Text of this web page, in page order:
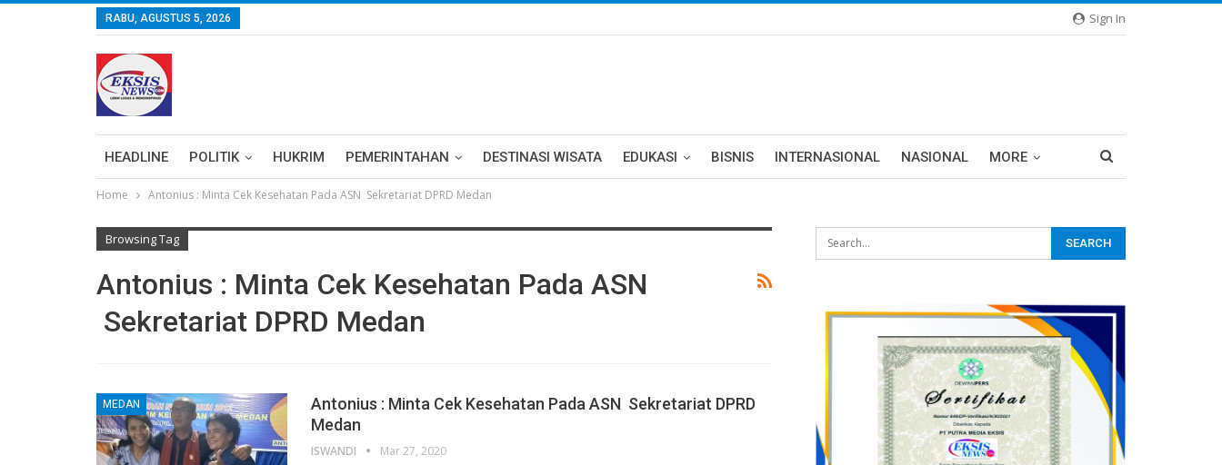
Sign In
RABU, AGUSTUS 5, 2026
HEADLINE POLITIK HUKRIM PEMERINTAHAN DESTINASI WISATA EDUKASI BISNIS INTERNASIONAL NASIONAL MORE
Home Antonius : Minta Cek Kesehatan Pada ASN Sekretariat DPRD Medan
Browsing Tag
Antonius : Minta Cek Kesehatan Pada ASN
Sekretariat DPRD Medan
MEDAN
Antonius : Minta Cek Kesehatan Pada ASN Sekretariat DPRD
Medan
ISWANDI Mar 27, 2020